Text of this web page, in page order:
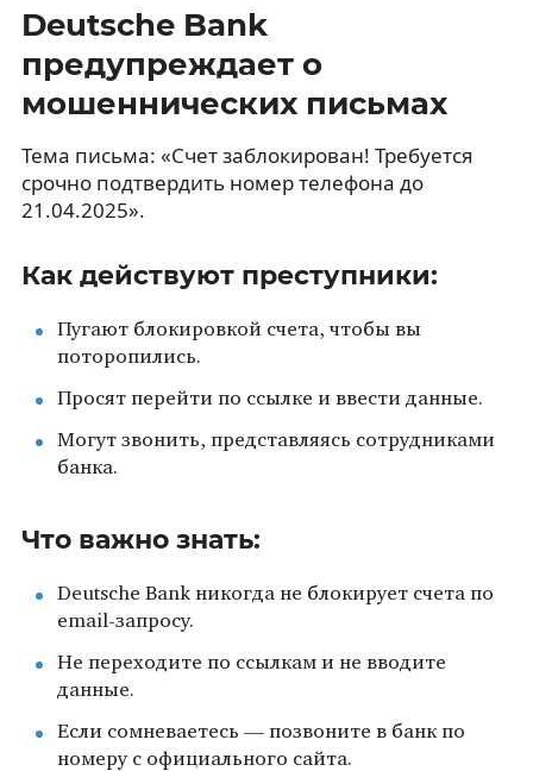
Deutsche Bank
предупреждает о
мошеннических письмах
Тема письма: «Счет заблокирован! Требуется
срочно подтвердить номер телефона до
21.04.2025».
Как действуют преступники:
Пугают блокировкой счета, чтобы вы
поторопились.
Просят перейти по ссылке и ввести данные.
Могут звонить, представляясь сотрудниками
банка.
Что важно знать:
Deutsche Bank никогда не блокирует счета по
email-запросу.
Не переходите по ссылкам и не вводите
данные.
Если сомневаетесь — позвоните в банк по
номеру с официального сайта.